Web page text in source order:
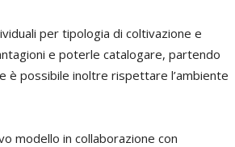
per tipologia di coltivazione e
e poterle catalogare, partendo
è possibile inoltre rispettare l’ambiente
modello in collaborazione con